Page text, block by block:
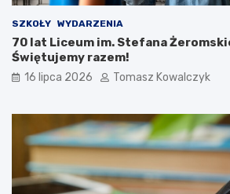
SZKOŁY WYDARZENIA
70 lat Liceum im. Stefana
Świętujemy razem!
16 lipca 2026 Tomasz Kowalczyk